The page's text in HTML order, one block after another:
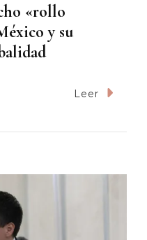
«rollo
y su
Leer